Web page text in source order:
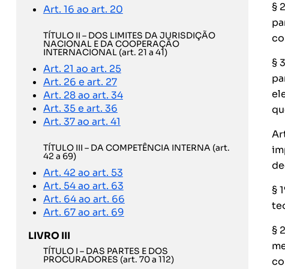
Art. 16 ao art. 20
TÍTULO II – DOS LIMITES DA JURISDIÇÃO
NACIONAL E DA COOPERAÇÃO
INTERNACIONAL (art. 21 a 41)
Art. 21 ao art. 25
Art. 26 e art. 27
Art. 28 ao art. 34
Art. 35 e art. 36
Art. 37 ao art. 41
TÍTULO III – DA COMPETÊNCIA INTERNA (art.
42 a 69)
Art. 42 ao art. 53
Art. 54 ao art. 63
Art. 64 ao art. 66
Art. 67 ao art. 69
LIVRO III
TÍTULO I – DAS PARTES E DOS
PROCURADORES (art. 70 a 112)
§
§
§
§